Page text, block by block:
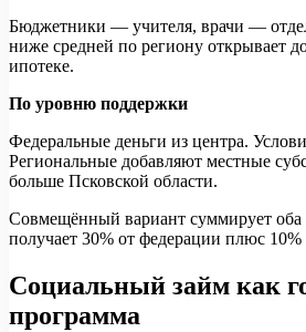
Бюджетники — учителя, врачи —
ниже средней по региону открывает
ипотеке.
По уровню поддержки
Федеральные деньги из центра.
Региональные добавляют местные
больше Псковской области.
Совмещённый вариант суммирует оба
получает 30% от федерации плюс 10%
Социальный займ как
программа